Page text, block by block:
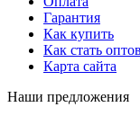
Гарантия
Как купить
Как стать
Карта сайта
Наши предложения